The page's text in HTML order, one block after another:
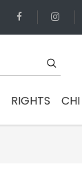
RIGHTS